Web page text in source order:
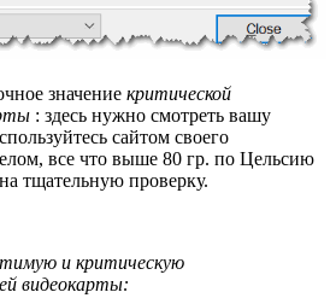
значение критической
: здесь нужно смотреть вашу
сайтом своего
все что выше 80 гр. по Цельсию
тщательную проверку.
и критическую
видеокарты: